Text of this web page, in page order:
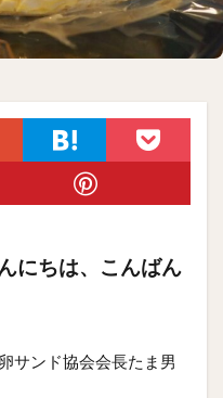
にちは、こんばん
サンド協会会長たま男